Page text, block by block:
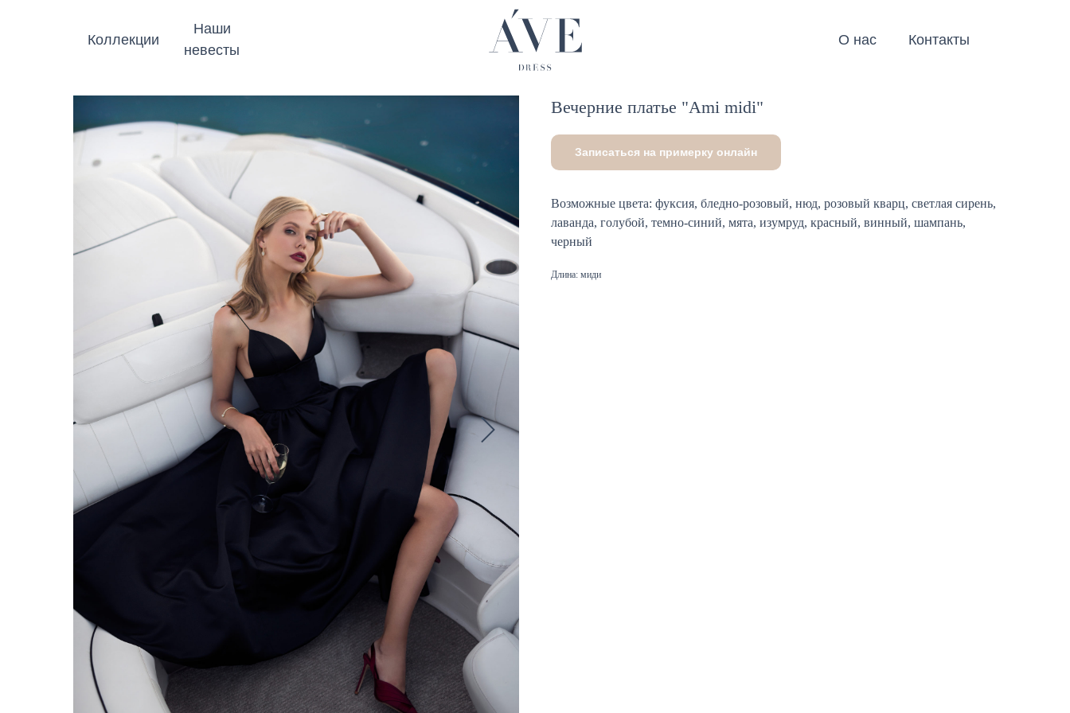
Коллекции
Наши
невесты
О нас Контакты
Вечерние платье "Ami midi"
Записаться на примерку онлайн
Возможные цвета: фуксия, бледно-розовый, нюд, розовый кварц, светлая сирень,
лаванда, голубой, темно-синий, мята, изумруд, красный, винный, шампань,
черный
Длина: миди